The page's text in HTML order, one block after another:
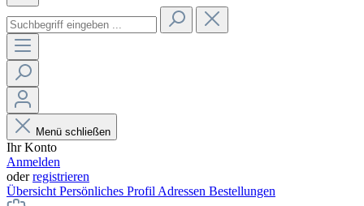
Menü schließen
Ihr Konto
Anmelden
oderregistrieren
Übersicht Persönliches Profil Adressen Bestellungen